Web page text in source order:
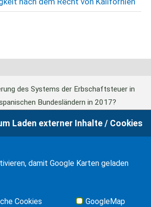
des Systems der Erbschaftsteuer in
Bundesländern in 2017?
Güterrecht verabschiedet
und Schenkungssteuer der
Laden externer Inhalte / Cookies
damit Google Karten geladen
Cookies GoogleMap